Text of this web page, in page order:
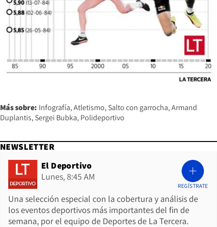
Más sobre: Infografía Atletismo Salto con garrocha Armand
Duplantis Sergei Bubka Polideportivo
NEWSLETTER
El Deportivo
Lunes, 8:45 AM
Una selección especial con la cobertura y análisis de
los eventos deportivos más importantes del fin de
semana, por el equipo de Deportes de La Tercera.
REGÍSTRATE